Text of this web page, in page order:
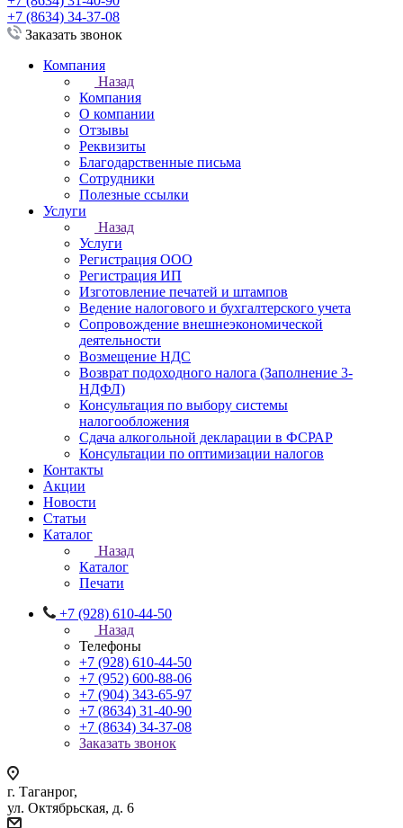
+7 (8634) 34-37-08
Заказать звонок
Компания
Назад
Компания
О компании
Отзывы
Реквизиты
Благодарственные письма
Сотрудники
Полезные ссылки
Услуги
Назад
Услуги
Регистрация ООО
Регистрация ИП
Изготовление печатей и штампов
Ведение налогового и бухгалтерского учета
Сопровождение внешнеэкономической
деятельности
Возмещение НДС
Возврат подоходного налога (Заполнение 3-
НДФЛ)
Консультация по выбору системы
налогообложения
Сдача алкогольной декларации в ФСРАР
Консультации по оптимизации налогов
Контакты
Акции
Новости
Статьи
Каталог
Назад
Каталог
Печати
+7 (928) 610-44-50
Назад
Телефоны
+7 (928) 610-44-50
+7 (952) 600-88-06
+7 (904) 343-65-97
+7 (8634) 31-40-90
+7 (8634) 34-37-08
Заказать звонок
г. Таганрог,
ул. Октябрьская, д. 6